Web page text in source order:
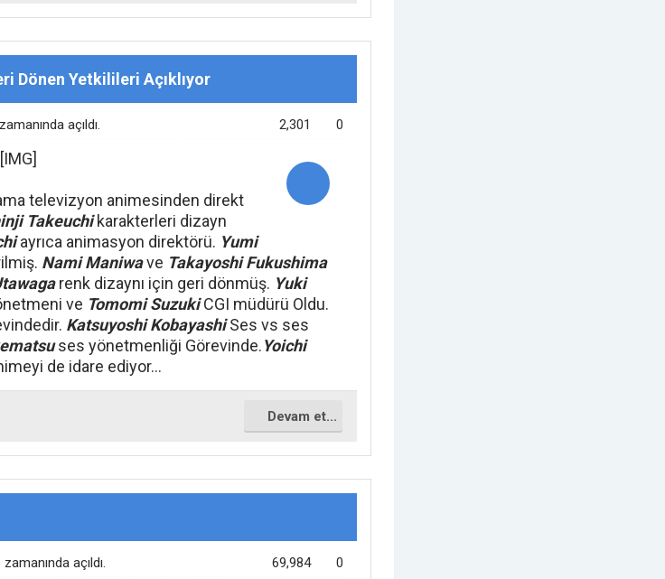
Dönen Yetkilileri Açıklıyor
0
2,301
zamanında açıldı.
televizyon animesinden direkt
Takeuchikarakterleri dizayn
ayrıca animasyon direktörü. Yumi
Nami Maniwave Takayoshi Fukushima
renk dizaynı için geri dönmüş. Yuki
ve Tomomi SuzukiCGI müdürü Oldu.
Katsuyoshi KobayashiSes vs ses
ses yönetmenliği Görevinde.Yoichi
de idare ediyor...
Devam et...
0
69,984
zamanında açıldı.